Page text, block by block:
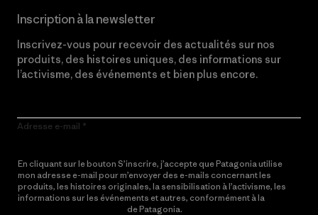
Inscription à la newsletter
Inscrivez-vous pour recevoir des actualités sur nos
produits, des histoires uniques, des informations sur
l’activisme, des événements et bien plus encore.
Adresse e-mail
En cliquant sur le bouton S’inscrire, j’accepte que Patagonia utilise
mon adresse e-mail pour m’envoyer des e-mails concernant les
produits, les histoires originales, la sensibilisation à l’activisme, les
informations sur les événements et autres, conformément à la
de Patagonia.